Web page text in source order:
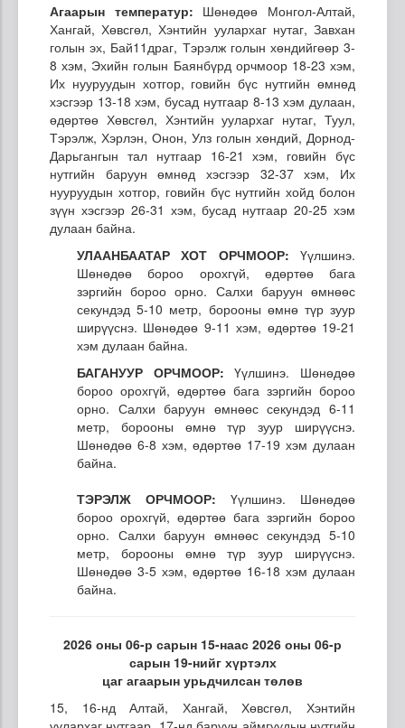
Агаарын температур: Шөнөдөө Монгол-Алтай,
Хангай, Хөвсгөл, Хэнтийн уулархаг нутаг, Завхан
голын эх, Бай11драг, Тэрэлж голын хөндийгөөр 3-
8 хэм, Эхийн голын Баянбүрд орчмоор 18-23 хэм,
Их нууруудын хотгор, говийн бүс нутгийн өмнөд
хэсгээр 13-18 хэм, бусад нутгаар 8-13 хэм дулаан,
өдөртөө Хөвсгөл, Хэнтийн уулархаг нутаг, Туул,
Тэрэлж, Хэрлэн, Онон, Улз голын хөндий, Дорнод-
Дарьгангын тал нутгаар 16-21 хэм, говийн бүс
нутгийн баруун өмнөд хэсгээр 32-37 хэм, Их
нууруудын хотгор, говийн бүс нутгийн хойд болон
зүүн хэсгээр 26-31 хэм, бусад нутгаар 20-25 хэм
дулаан байна.
УЛААНБААТАР ХОТ ОРЧМООР: Үүлшинэ.
Шөнөдөө бороо орохгүй, өдөртөө бага
зэргийн бороо орно. Салхи баруун өмнөөс
секундэд 5-10 метр, борооны өмнө түр зуур
ширүүснэ. Шөнөдөө 9-11 хэм, өдөртөө 19-21
хэм дулаан байна.
БАГАНУУР ОРЧМООР: Үүлшинэ. Шөнөдөө
бороо орохгүй, өдөртөө бага зэргийн бороо
орно. Салхи баруун өмнөөс секундэд 6-11
метр, борооны өмнө түр зуур ширүүснэ.
Шөнөдөө 6-8 хэм, өдөртөө 17-19 хэм дулаан
байна.
ТЭРЭЛЖ ОРЧМООР: Үүлшинэ. Шөнөдөө
бороо орохгүй, өдөртөө бага зэргийн бороо
орно. Салхи баруун өмнөөс секундэд 5-10
метр, борооны өмнө түр зуур ширүүснэ.
Шөнөдөө 3-5 хэм, өдөртөө 16-18 хэм дулаан
байна.
2026 оны 06-р сарын 15-наас 2026 оны 06-р
сарын 19-нийг хүртэлх
цаг агаарын урьдчилсан төлөв
15, 16-нд Алтай, Хангай, Хөвсгөл, Хэнтийн